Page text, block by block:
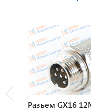
Разъем GX16